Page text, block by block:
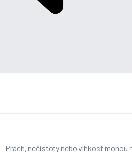
– Prach, nečistoty nebo vlhkost